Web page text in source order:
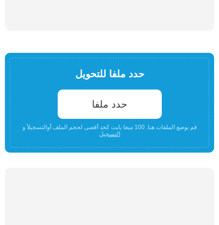
حدد ملفا للتحويل
حدد ملفا
قم بوضع الملفات هنا. 100 ميغا بايت كحد أقصى لحجم الملف أوالتسجيلأ و
التسجيل